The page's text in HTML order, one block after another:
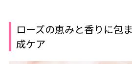
ローズの恵みと香りに包
成ケア